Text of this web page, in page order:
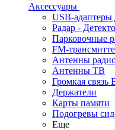
Аксессуары
USB-
Радар -
Парковочные
FM-
Антенны
Антенны ТВ
Громкая связь
Держатели
Карты памяти
Подогревы
Еще